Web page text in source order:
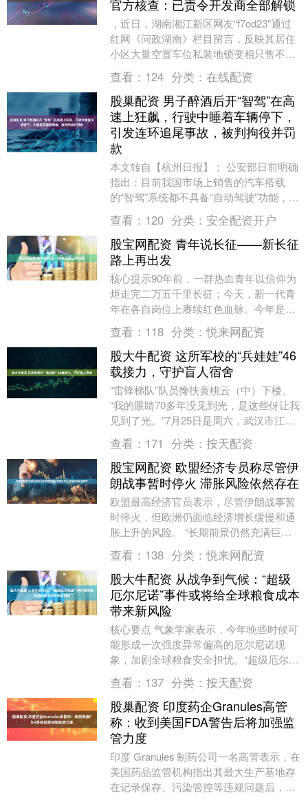
官方核查：已责令开发商全部解锁
，近日，湖南湘江新区网友“f7od23”通过
红网《问政湖南》栏目留言，反映其居住
小区大量空置车位私装地锁变相只售不
租，还存在消防隐患，多次投诉未根治，
恳请部门介....
查看： 124 分类： 在线配资
股巢配资 男子醉酒后开“智驾”在高
速上狂飙，行驶中睡着车辆停下，
引发连环追尾事故，被判拘役并罚
款
本文转自【杭州日报】； 公安部日前明确
指出：目前我国市场上销售的汽车搭载
的“智驾”系统都不具备“自动驾驶”功能，驾
驶人始终是行车安全的第一责任人。但仍
有驾驶人以....
查看： 120 分类： 安全配资开户
股宝网配资 青年说长征——新长征
路上再出发
核心提示90年前，一群热血青年以信仰为
炬走完二万五千里长征；今天，新一代青
年在各自岗位上赓续红色血脉。今年是红
军长征胜利90周年，在八一建军节来临之
际，本报推出....
查看： 118 分类：悦来网配资
股大牛配资 这所军校的“兵娃娃”46
载接力，守护盲人宿舍
“雷锋梯队”队员搀扶黄桃云（中）下楼。
“我的眼睛70多年没见到光，是这些伢让我
见到了光。”7月25日是周六，武汉市江岸
区二七街道支农社区盲人宿舍，79岁的盲
人....
查看： 171 分类： 按天配资
股宝网配资 欧盟经济专员称尽管伊
朗战事暂时停火 滞胀风险依然存在
欧盟最高经济官员表示，尽管伊朗战事暂
时停火，但欧洲仍面临经济增长缓慢和通
胀上升的风险。 “长期前景仍然充满巨大
的不确定性，”欧盟经济专员Valdis
Dombr....
查看： 138 分类：悦来网配资
股大牛配资 从战争到气候：“超级
厄尔尼诺”事件或将给全球粮食成本
带来新风险
核心要点 气象学家表示，今年晚些时候可
能形成一次强度异常偏高的厄尔尼诺现
象，加剧全球粮食安全担忧。“超级厄尔尼
诺” 出现的背景，是伊朗冲突已引发燃油
与化肥价格飙....
查看： 137 分类： 按天配资
股巢配资 印度药企Granules高管
称：收到美国FDA警告后将加强监
管力度
印度 Granules 制药公司一名高管表示，在
美国药品监管机构指出其最大生产基地存
在记录保存、污染管控等违规问题后，公